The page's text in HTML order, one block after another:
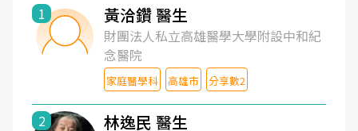
1 黃洽鑽 醫生
財團法人私立高雄醫學大學附設中和紀
念醫院
家庭醫學科 高雄市 分享數2
2 林逸民 醫生